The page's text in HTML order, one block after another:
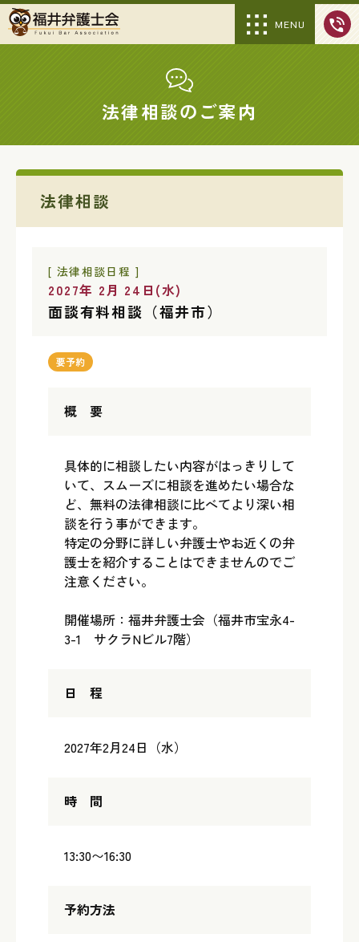
MENU
法律相談のご案内
法律相談
[ 法律相談日程 ]
2027年 2月 24日(水)
面談有料相談（福井市）
要予約
概 要
具体的に相談したい内容がはっきりして
いて、スムーズに相談を進めたい場合な
ど、無料の法律相談に比べてより深い相
談を行う事ができます。
特定の分野に詳しい弁護士やお近くの弁
護士を紹介することはできませんのでご
注意ください。
開催場所：福井弁護士会（福井市宝永4-
3-1 サクラNビル7階）
日 程
2027年2月24日（水）
時 間
13:30〜16:30
予約方法